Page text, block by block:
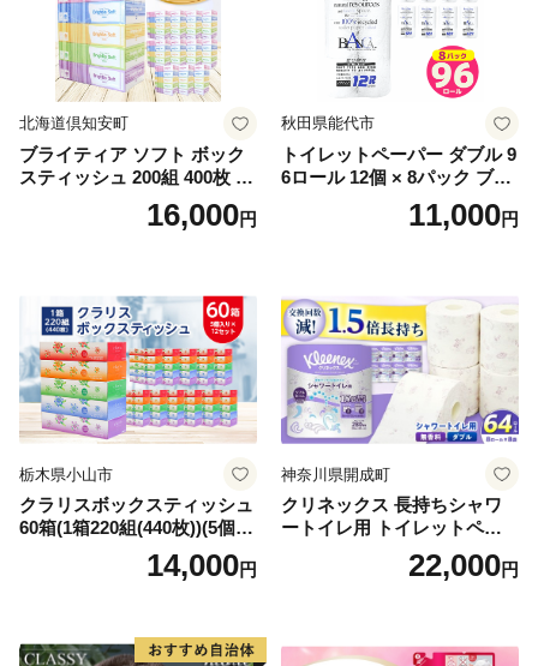
北海道倶知安町
ブライティア ソフト ボック
スティッシュ 200組 400枚 60
箱 日本製 まとめ買い ティッ
シュ リサイクル 長持 防災 常
倶知安町 日用品
16,000円
秋田県能代市
トイレットペーパー ダブル 9
6ロール 12個 × 8パック ブラ
ンカ 再生紙 100％ 芯あり 日
用品 消耗品 無香料 生活用品
11,000円
栃木県小山市
クラリスボックスティッシュ
60箱(1箱220組(440枚))(5個入
り×12セット)【1256759】
14,000円
神奈川県開成町
クリネックス 長持ちシャワ
ートイレ用 トイレットペー
パー（ダブル）64ロール(8ロ
ール×8パック) 開成町 トイレ
蓄 防災 エコ 消耗品 生活雑貨
22,000円